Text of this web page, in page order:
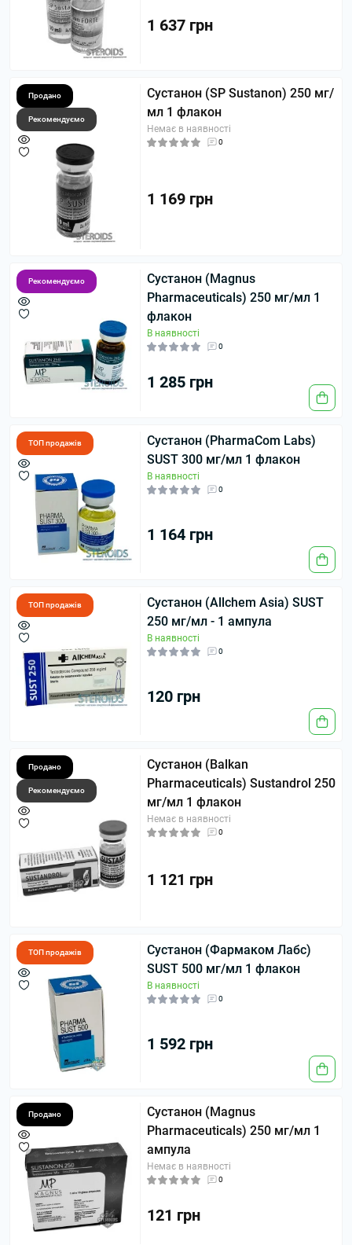
1 637 грн
Продано
Рекомендуємо
Сустанон (SP Sustanon) 250 мг/
мл 1 флакон
Немає в наявності
0
1 169 грн
Рекомендуємо
Сустанон (Magnus
Pharmaceuticals) 250 мг/мл 1
флакон
В наявності
0
1 285 грн
ТОП продажів
Сустанон (PharmaCom Labs)
SUST 300 мг/мл 1 флакон
В наявності
0
1 164 грн
ТОП продажів
Сустанон (Allchem Asia) SUST
250 мг/мл - 1 ампула
В наявності
0
120 грн
Продано
Рекомендуємо
Сустанон (Balkan
Pharmaceuticals) Sustandrol 250
мг/мл 1 флакон
Немає в наявності
0
1 121 грн
ТОП продажів
Сустанон (Фармаком Лабс)
SUST 500 мг/мл 1 флакон
В наявності
0
1 592 грн
Продано
Сустанон (Magnus
Pharmaceuticals) 250 мг/мл 1
ампула
Немає в наявності
0
121 грн